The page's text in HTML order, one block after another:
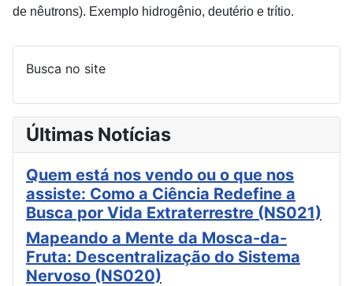
de nêutrons). Exemplo hidrogênio, deutério e trítio.
Busca no site
Últimas Notícias
Quem está nos vendo ou o que nos
assiste: Como a Ciência Redefine a
Busca por Vida Extraterrestre (NS021)
Mapeando a Mente da Mosca-da-
Fruta: Descentralização do Sistema
Nervoso (NS020)